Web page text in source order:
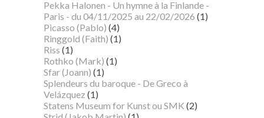
Pekka Halonen - Un hymne à la Finlande -
Paris - du 04/11/2025 au 22/02/2026 (1)
Picasso (Pablo) (4)
Ringgold (Faith) (1)
Riss (1)
Rothko (Mark) (1)
Sfar (Joann) (1)
Splendeurs du baroque - De Greco à
Velázquez (1)
Statens Museum for Kunst ou SMK (2)